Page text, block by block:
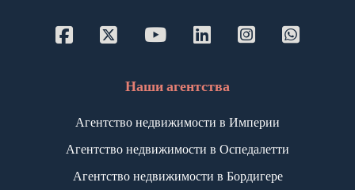
территории которого имеется бассейн и
этажей, на которых находятся: прихожая,
гостиная, кухня, 2 спальни, 3 ванных комнаты и,
конечно же, свой приватный приусадебный
участок.
Также, в стоимость апартаментов включен
Наши агентства
Агентство недвижимости в Империи
Агентство недвижимости в Оспедалетти
Агентство недвижимости в Бордигере